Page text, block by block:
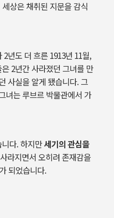
상은 채취된 지문을 감식
년도 더 흐른 1913년 11월,
2년간 사라졌던 그녀를 만
사실을 알게 됐습니다. 그
녀는 루브르 박물관에서 가
다. 하지만세기의 관심을
라지면서 오히려 존재감을
되었습니다.